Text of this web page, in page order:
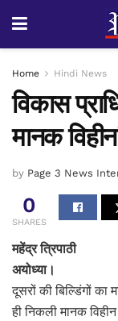
Home Hindi News
विकास
मानक
by Page 3 News
0
SHARES
महेंद्र त्रिपाठी
अयोध्या।
दूसरों की बिल्डिंगों का
ही निकली मानक विहीन